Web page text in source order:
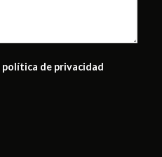
política de privacidad